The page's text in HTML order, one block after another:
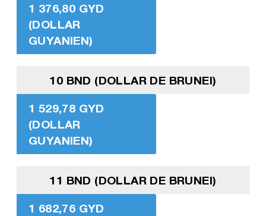
1 376,80 GYD
(DOLLAR
GUYANIEN)
10 BND (DOLLAR DE BRUNEI)
1 529,78 GYD
(DOLLAR
GUYANIEN)
11 BND (DOLLAR DE BRUNEI)
1 682,76 GYD